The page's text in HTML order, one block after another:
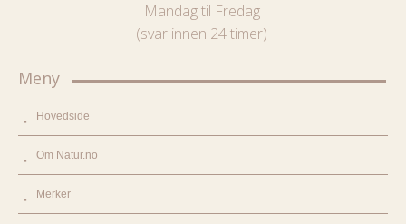
Mandag til Fredag
(svar innen 24 timer)
Meny
Hovedside
Om Natur.no
Merker